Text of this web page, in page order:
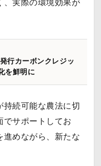
、実際の環境効果が
行カーボンクレジッ
を鮮明に
持続可能な農法に切
でサポートしてお
進めながら、新たな